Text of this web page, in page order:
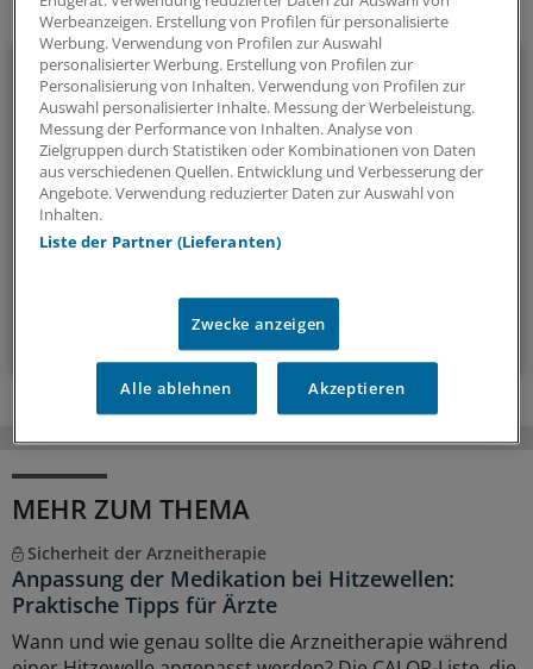
Ihr Newsletter zum Thema
Beruf & Alltag
Die Sonntagslektüre: Lesen Sie Wissenswertes und
Nützliches für Ihre tägliche Arbeit, lassen Sie sich von
Kolleginnen und Kollegen inspirieren - und seien Sie immer
einen Schritt voraus.
Zum Abonnieren bitte anmelden
MEHR ZUM THEMA
Sicherheit der Arzneitherapie
Anpassung der Medikation bei Hitzewellen:
Praktische Tipps für Ärzte
Wann und wie genau sollte die Arzneitherapie während
Werbeanzeigen. Erstellung von Profilen für personalisierte
Werbung. Verwendung von Profilen zur Auswahl
personalisierter Werbung. Erstellung von Profilen zur
Personalisierung von Inhalten. Verwendung von Profilen zur
Auswahl personalisierter Inhalte. Messung der Werbeleistung.
Messung der Performance von Inhalten. Analyse von
Zielgruppen durch Statistiken oder Kombinationen von Daten
aus verschiedenen Quellen. Entwicklung und Verbesserung der
Angebote. Verwendung reduzierter Daten zur Auswahl von
Inhalten.
Liste der Partner (Lieferanten)
Zwecke anzeigen
Alle ablehnen Akzeptieren